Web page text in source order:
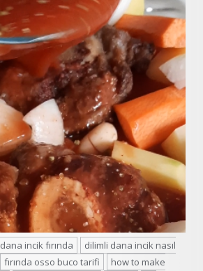
dana incik fırında
dilimli dana incik nasıl
fırında osso buco tarifi
how to make